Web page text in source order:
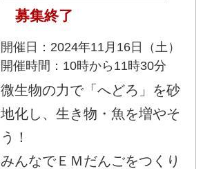
募集終了
開催日：2024年11月16日（土）
開催時間：10時から11時30分
微生物の力で「へどろ」を砂
地化し、生き物・魚を増やそ
う！
みんなでＥＭだんごをつくり